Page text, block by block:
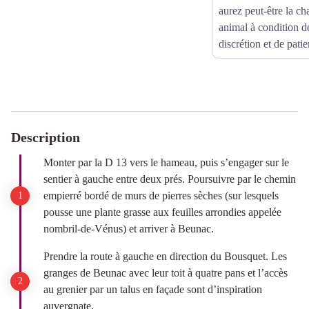
aurez peut-être la
animal à condition
discrétion et de
Description
Monter par la D 13 vers le hameau, puis s’engager sur le
sentier à gauche entre deux prés. Poursuivre par le chemin
empierré bordé de murs de pierres sèches (sur lesquels
pousse une plante grasse aux feuilles arrondies appelée
nombril-de-Vénus) et arriver à Beunac.
Prendre la route à gauche en direction du Bousquet. Les
granges de Beunac avec leur toit à quatre pans et l’accès
au grenier par un talus en façade sont d’inspiration
auvergnate.